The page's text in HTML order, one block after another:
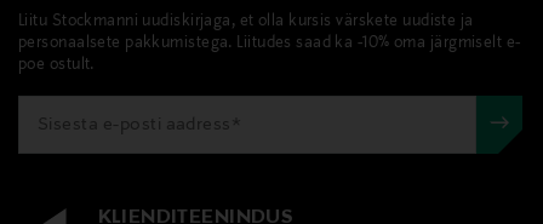
Liitu Stockmanni uudiskirjaga, et olla kursis värskete uudiste ja
personaalsete pakkumistega. Liitudes saad ka -10% oma järgmiselt e-
poe ostult.
KLIENDITEENINDUS